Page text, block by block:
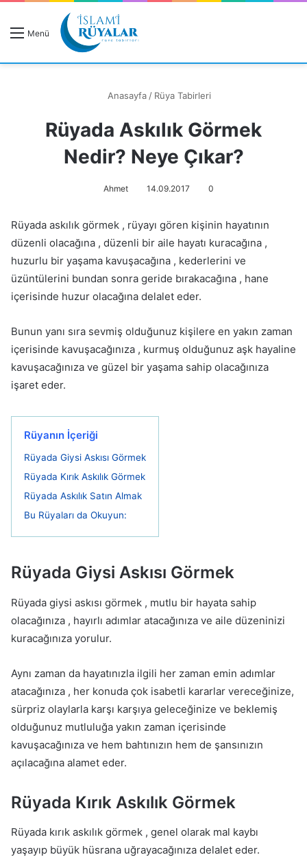
Menü
Anasayfa / Rüya Tabirleri
Rüyada Askılık Görmek
Nedir? Neye Çıkar?
Ahmet 14.09.2017 0
Rüyada askılık görmek , rüyayı gören kişinin hayatının
düzenli olacağına , düzenli bir aile hayatı kuracağına ,
huzurlu bir yaşama kavuşacağına , kederlerini ve
üzüntülerini bundan sonra geride bırakacağına , hane
içerisinde huzur olacağına delalet eder.
Bunun yanı sıra sevmiş olduğunuz kişilere en yakın zaman
içerisinde kavuşacağınıza , kurmuş olduğunuz aşk hayaline
kavuşacağınıza ve güzel bir yaşama sahip olacağınıza
işaret eder.
Rüyanın İçeriği
Rüyada Giysi Askısı Görmek
Rüyada Kırık Askılık Görmek
Rüyada Askılık Satın Almak
Bu Rüyaları da Okuyun:
Rüyada Giysi Askısı Görmek
Rüyada giysi askısı görmek , mutlu bir hayata sahip
olacağınıza , hayırlı adımlar atacağınıza ve aile düzeninizi
kuracağınıza yorulur.
Aynı zaman da hayatınızla ilgili her zaman emin adımlar
atacağınıza , her konuda çok isabetli kararlar vereceğinize,
sürpriz olaylarla karşı karşıya geleceğinize ve beklemiş
olduğunuz mutluluğa yakın zaman içerisinde
kavuşacağınıza ve hem bahtınızın hem de şansınızın
açılacağına alamet eder.
Rüyada Kırık Askılık Görmek
Rüyada kırık askılık görmek , genel olarak mal kaybı
yaşayıp büyük hüsrana uğrayacağınıza delalet eder.
Rüyanızı Arayın